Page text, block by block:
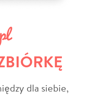
dla siebie,